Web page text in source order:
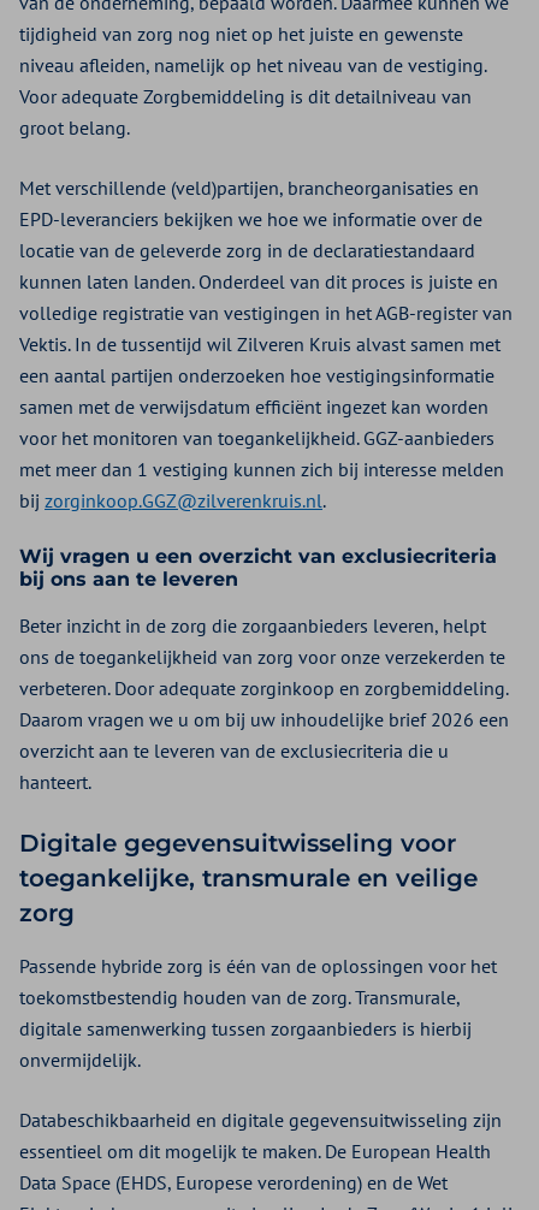
tijdigheid van zorg nog niet op het juiste en gewenste
niveau afleiden, namelijk op het niveau van de vestiging.
Voor adequate Zorgbemiddeling is dit detailniveau van
groot belang.
Met verschillende (veld)partijen, brancheorganisaties en
EPD-leveranciers bekijken we hoe we informatie over de
locatie van de geleverde zorg in de declaratiestandaard
kunnen laten landen. Onderdeel van dit proces is juiste en
volledige registratie van vestigingen in het AGB-register van
Vektis. In de tussentijd wil Zilveren Kruis alvast samen met
een aantal partijen onderzoeken hoe vestigingsinformatie
samen met de verwijsdatum efficiënt ingezet kan worden
voor het monitoren van toegankelijkheid. GGZ-aanbieders
met meer dan 1 vestiging kunnen zich bij interesse melden
bij zorginkoop.GGZ@zilverenkruis.nl.
Wij vragen u een overzicht van exclusiecriteria
bij ons aan te leveren
Beter inzicht in de zorg die zorgaanbieders leveren, helpt
ons de toegankelijkheid van zorg voor onze verzekerden te
verbeteren. Door adequate zorginkoop en zorgbemiddeling.
Daarom vragen we u om bij uw inhoudelijke brief 2026 een
overzicht aan te leveren van de exclusiecriteria die u
hanteert.
Digitale gegevensuitwisseling voor
toegankelijke, transmurale en veilige
zorg
Passende hybride zorg is één van de oplossingen voor het
toekomstbestendig houden van de zorg. Transmurale,
digitale samenwerking tussen zorgaanbieders is hierbij
onvermijdelijk.
Databeschikbaarheid en digitale gegevensuitwisseling zijn
essentieel om dit mogelijk te maken. De European Health
Data Space (EHDS, Europese verordening) en de Wet